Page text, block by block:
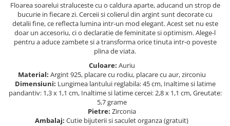
Floarea soarelui straluceste cu o caldura aparte, aducand un strop de
bucurie in fiecare zi. Cerceii si colierul din argint sunt decorate cu
detalii fine, ce reflecta lumina intr-un mod elegant. Acest set nu este
doar un accesoriu, ci o declaratie de feminitate si optimism. Alege-l
pentru a aduce zambete si a transforma orice tinuta intr-o poveste
plina de viata.
Culoare: Auriu
Material: Argint 925, placare cu rodiu, placare cu aur, zirconiu
Dimensiuni: Lungimea lantului reglabila: 45 cm, Inaltime si latime
pandantiv: 1,3 x 1,1 cm, Inaltime si latime cercei: 2,8 x 1,1 cm, Greutate:
5,7 grame
Pietre: Zirconia
Ambalaj: Cutie bijuterii si saculet organza (gratuit)